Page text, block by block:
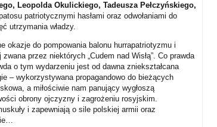
Leopolda Okulickiego, Tadeusza Pełczyńskiego,
patriotycznymi hasłami oraz odwołaniami do
utrzymania władzy.
okazje do pompowania balonu hurrapatriotyzmu i
przez niektórych „Cudem nad Wisłą”. Co prawda
o tym wydarzeniu jest od dawna zniekształcana
– wykorzystywana propagandowo do bieżących
a miłościwie nam panujący wygłoszą
obrony ojczyzny i zagrożeniu rosyjskim.
i zapewniają o sile polskiej armii oraz